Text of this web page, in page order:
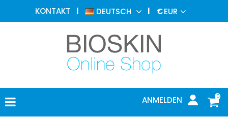
KONTAKT DEUTSCH €EUR
0
ANMELDEN
ÄSTHETISCHE
MEDIZIN
DERMATOLOGIE
PHOTOTHERAPIE
MEDIZINISCH